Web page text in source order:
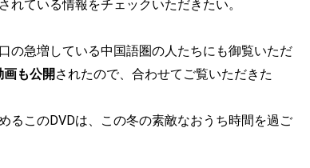
ている情報をチェックいただきたい。
の急増している中国語圏の人たちにも御覧いただ
も公開 されたので、合わせてご覧いただきた
るこのDVDは、この冬の素敵なおうち時間を過ご